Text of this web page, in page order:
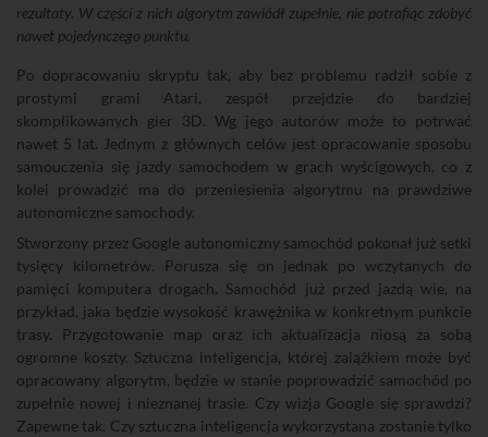
rezultaty. W części z nich algorytm zawiódł zupełnie, nie potrafiąc zdobyć
nawet pojedynczego punktu.
Po dopracowaniu skryptu tak, aby bez problemu radził sobie z
prostymi grami Atari, zespół przejdzie do bardziej
skomplikowanych gier 3D. Wg jego autorów może to potrwać
nawet 5 lat. Jednym z głównych celów jest opracowanie sposobu
samouczenia się jazdy samochodem w grach wyścigowych, co z
kolei prowadzić ma do przeniesienia algorytmu na prawdziwe
autonomiczne samochody.
Stworzony przez Google autonomiczny samochód pokonał już setki
tysięcy kilometrów. Porusza się on jednak po wczytanych do
pamięci komputera drogach. Samochód już przed jazdą wie, na
przykład, jaka będzie wysokość krawężnika w konkretnym punkcie
trasy. Przygotowanie map oraz ich aktualizacja niosą za sobą
ogromne koszty. Sztuczna inteligencja, której zalążkiem może być
opracowany algorytm, będzie w stanie poprowadzić samochód po
zupełnie nowej i nieznanej trasie. Czy wizja Google się sprawdzi?
Zapewne tak. Czy sztuczna inteligencja wykorzystana zostanie tylko